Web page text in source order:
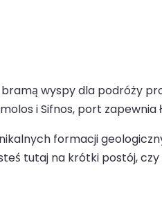
wyspy dla podróży
i Sifnos, port zapewnia
formacji
tutaj na krótki postój,